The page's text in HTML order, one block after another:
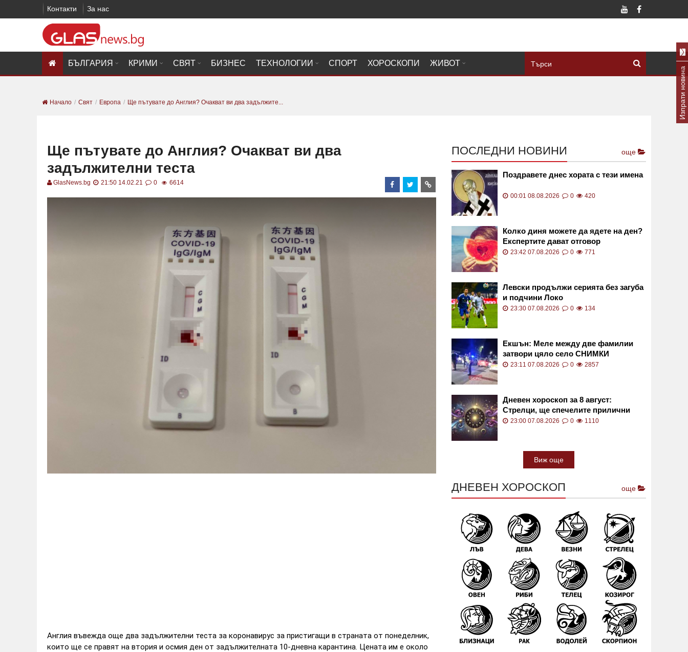
Контакти За нас
БЪЛГАРИЯ КРИМИ СВЯТ БИЗНЕС ТЕХНОЛОГИИ СПОРТ ХОРОСКОПИ ЖИВОТ
Начало Свят Европа Ще пътувате до Англия? Очакват ви два задължите...
Ще пътувате до Англия? Очакват ви два
задължителни теста
GlasNews.bg 21:50 14.02.21 0 6614
Англия въвежда още два задължителни теста за коронавирус за пристигащи в страната от понеделник,
които ще се правят на втория и осмия ден от задължителната 10-дневна карантина. Цената им е около
ПОСЛЕДНИ НОВИНИ още
Поздравете днес хората с тези имена
00:01 08.08.2026 0 420
Колко диня можете да ядете на ден?
Експертите дават отговор
23:42 07.08.2026 0 771
Левски продължи серията без загуба
и подчини Локо
23:30 07.08.2026 0 134
Екшън: Меле между две фамилии
затвори цяло село СНИМКИ
23:11 07.08.2026 0 2857
Дневен хороскоп за 8 август:
Стрелци, ще спечелите прилични
суми
23:00 07.08.2026 0 1110
Виж още
ДНЕВЕН ХОРОСКОП още
Изпрати новина